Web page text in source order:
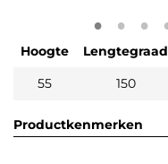
Hoogte Lengtegraad
55
150
Productkenmerken